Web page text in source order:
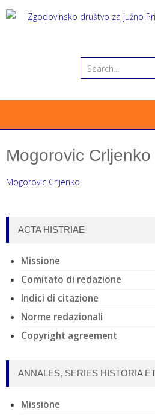
Mogorovic Crljenko
Mogorovic Crljenko
ACTA HISTRIAE
Missione
Comitato di redazione
Indici di citazione
Norme redazionali
Copyright agreement
ANNALES, SERIES HISTORIA
Missione